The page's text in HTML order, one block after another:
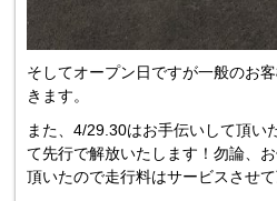
そしてオープン日ですが一般のお
きます。
また、4/29.30はお手伝いして頂い
て先行で解放いたします！勿論、
頂いたので走行料はサービスさせて